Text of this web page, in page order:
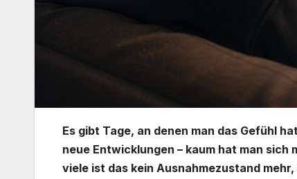
Es gibt Tage, an denen man das Gefühl
neue Entwicklungen – kaum hat man
viele ist das kein Ausnahmezustand